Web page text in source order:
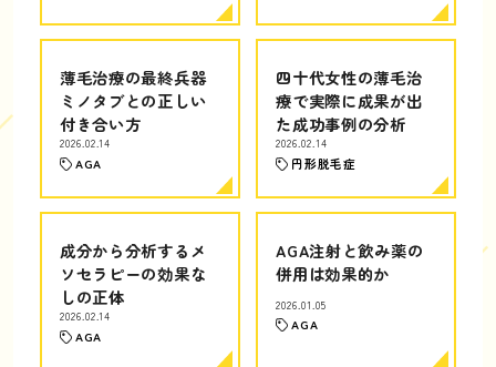
薄毛治療の最終兵器
ミノタブとの正しい
付き合い方
2026.02.14
AGA
四十代女性の薄毛治
療で実際に成果が出
た成功事例の分析
2026.02.14
円形脱毛症
成分から分析するメ
ソセラピーの効果な
しの正体
2026.02.14
AGA
AGA注射と飲み薬の
併用は効果的か
2026.01.05
AGA